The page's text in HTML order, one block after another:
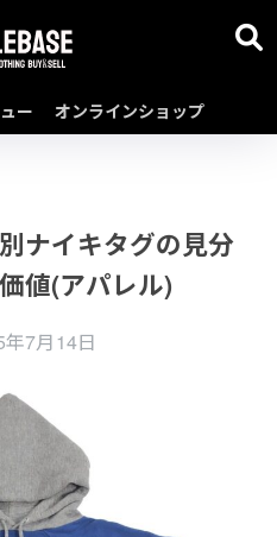
ー オンラインショップ
ナイキタグの見分
値(アパレル)
7月14日